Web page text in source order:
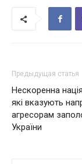
Предыдущая статья
Нескоренна
які вказують
агресорам
України